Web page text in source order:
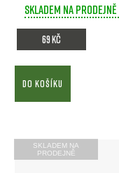
Skladem na prodejně
69 Kč
DO KOŠÍKU
SKLADEM NA
PRODEJNĚ